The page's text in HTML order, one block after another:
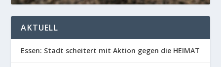
AKTUELL
Essen: Stadt scheitert mit Aktion gegen die HEIMAT